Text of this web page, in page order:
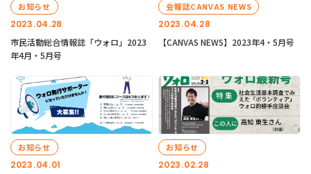
2023.04.28
お知らせ
市民活動総合情報誌「ウォロ」2023
年4月・5月号
2023.04.28
会報誌CANVAS NEWS
【CANVAS NEWS】2023年4・5月号
2023.04.01
お知らせ
2023.02.28
お知らせ